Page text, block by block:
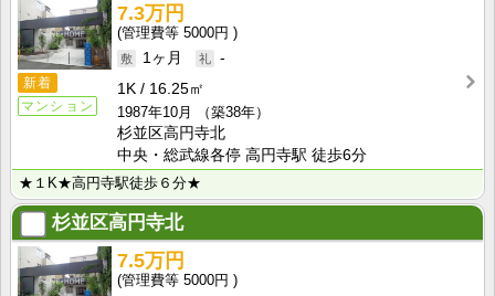
新着
マンション
7.3万円
5000円
1ヶ月
-
1K
16.25㎡
1987年10月
（築38年）
杉並区高円寺北
中央・総武線各停 高円寺駅 徒歩6分
★１K★高円寺駅徒歩６分★
杉並区高円寺北
7.5万円
5000円